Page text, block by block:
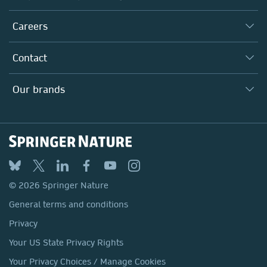
Executive team
Our Communities
Our Health Division
Taking Responsibility
Inclusion
Policies, Reports & Modern Slavery Act
Careers
Why Work Here?
Search our vacancies ↗
Contact
Locations & Contact
Our brands
Springer
BMC
Discover
Macmillan Education
Springer Health+
© 2026 Springer Nature
General terms and conditions
Privacy
Your US State Privacy Rights
Your Privacy Choices / Manage Cookies